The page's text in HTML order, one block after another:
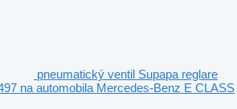
pneumatický ventil Supapa reglare
na automobila Mercedes-Benz E CLASS